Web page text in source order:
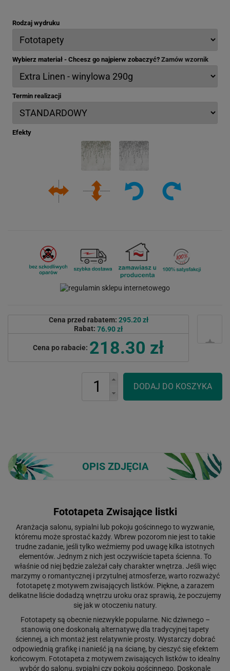
Rodzaj wydruku
Wybierz materiał - Chcesz go najpierw zobaczyć? Zamów wzornik
Termin realizacji
Efekty
Cena przed rabatem: 295.20 zł
Rabat: 76.90 zł
Cena po rabacie: 218.30 zł
OPIS ZDJĘCIA
Fototapeta Zwisające listki
Aranżacja salonu, sypialni lub pokoju gościnnego to wyzwanie,
któremu może sprostać każdy. Wbrew pozorom nie jest to takie
trudne zadanie, jeśli tylko weźmiemy pod uwagę kilka istotnych
elementów. Jednym z nich jest oczywiście tapeta ścienna. To
właśnie od niej będzie zależał cały charakter wnętrza. Jeśli więc
marzymy o romantycznej i przytulnej atmosferze, warto rozważyć
fototapetę z motywem zwisających listków. Piękne, a zarazem
delikatne liście dodadzą wnętrzu uroku oraz sprawią, że poczujemy
się jak w otoczeniu natury.
Fototapety są obecnie niezwykle popularne. Nic dziwnego –
stanowią one doskonałą alternatywę dla tradycyjnej tapety
ściennej, a ich montaż jest relatywnie prosty. Wystarczy dobrać
odpowiednią grafikę i nanieść ją na ścianę, by cieszyć się efektem
końcowym. Fototapeta z motywem zwisających listków to idealny
wybór do salonu, sypialni czy pokoju gościnnego. Doskonale